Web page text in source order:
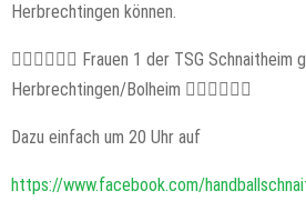
Herbrechtingen können.
🤾‍♀️🤾‍♀️🤾‍♀️ Frauen 1 der TSG Schnaitheim
Herbrechtingen/Bolheim 🤾‍♀️🤾‍♀️🤾‍♀️
Dazu einfach um 20 Uhr auf
https://www.facebook.com/